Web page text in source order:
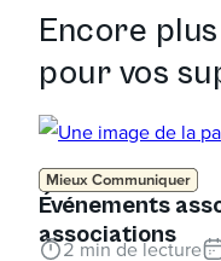
Encore
pour vos
Mieux Communiquer
Événements
associations
2 min de lecture